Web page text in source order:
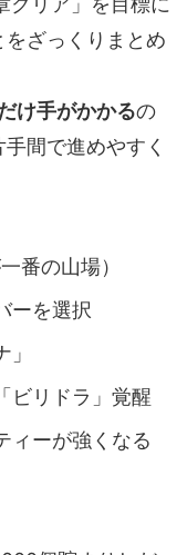
ざっくりまとめ
け手がかかるの
間で進めやすく
番の山場）
ーを選択
ビリドラ」覚醒
ィーが強くなる